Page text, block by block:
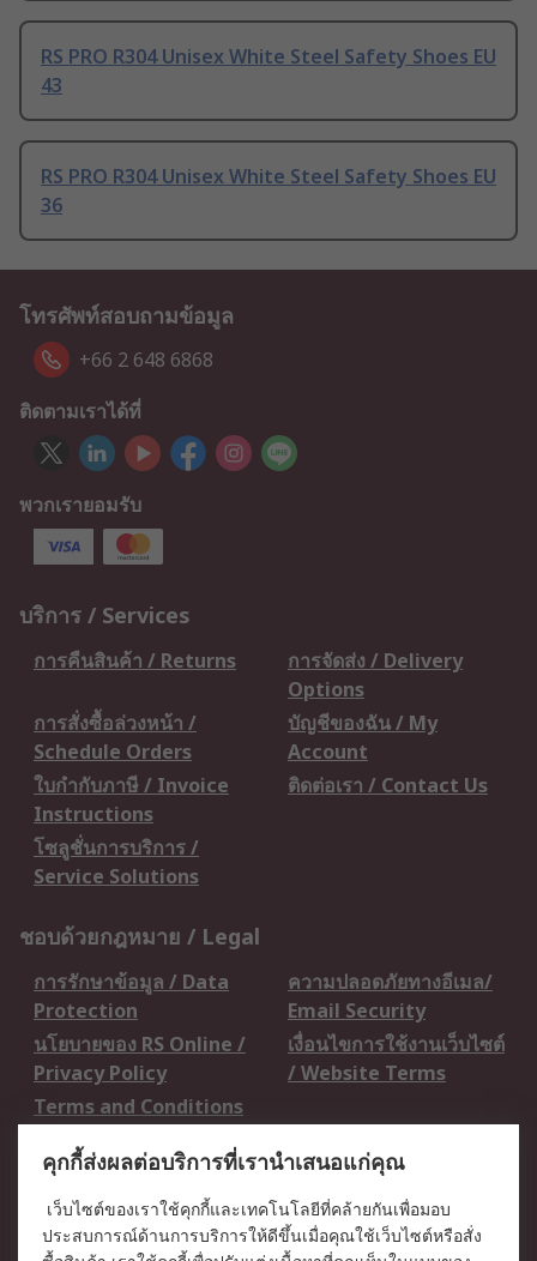
RS PRO R304 Unisex White Steel Safety Shoes EU
43
RS PRO R304 Unisex White Steel Safety Shoes EU
36
โทรศัพท์สอบถามข้อมูล
+66 2 648 6868
ติดตามเราได้ที่
พวกเรายอมรับ
บริการ / Services
การคืนสินค้า / Returns
การจัดส่ง / Delivery
Options
การสั่งซื้อล่วงหน้า /
Schedule Orders
บัญชีของฉัน / My
Account
ใบกำกับภาษี / Invoice
Instructions
ติดต่อเรา / Contact Us
โซลูชั่นการบริการ /
Service Solutions
ชอบด้วยกฎหมาย / Legal
การรักษาข้อมูล / Data
Protection
ความปลอดภัยทางอีเมล/
Email Security
นโยบายของ RS Online /
Privacy Policy
เงื่อนไขการใช้งานเว็บไซต์
/ Website Terms
Terms and Conditions
เกี่ยวกับ RS / About RS
RS ทั่วโลก / RS
ข่าวประชาสัมพันธ์ / Press
คุกกี้ส่งผลต่อบริการที่เรานำเสนอแก่คุณ
เว็บไซต์ของเราใช้คุกกี้และเทคโนโลยีที่คล้ายกันเพื่อมอบ
ประสบการณ์ด้านการบริการให้ดีขึ้นเมื่อคุณใช้เว็บไซต์หรือสั่ง